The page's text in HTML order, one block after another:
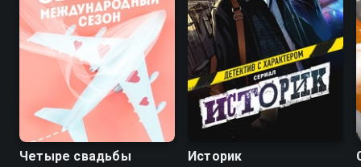
Четыре свадьбы Историк